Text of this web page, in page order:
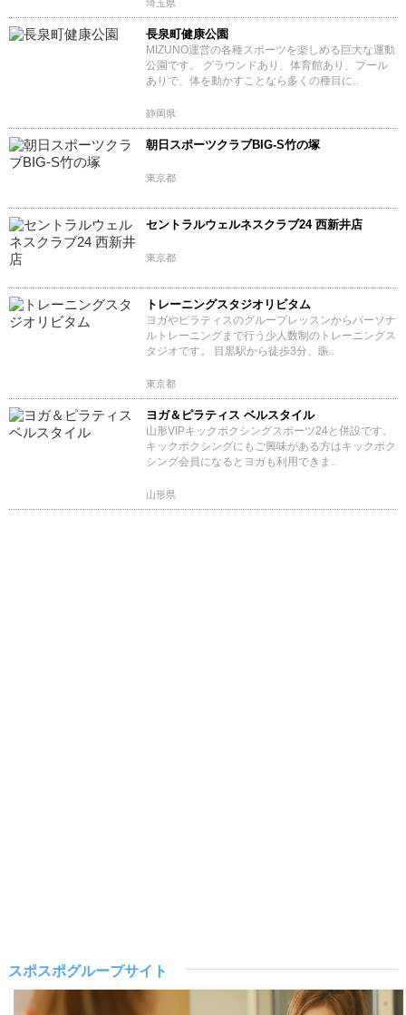
埼玉県
長泉町健康公園
MIZUNO運営の各種スポーツを楽しめる巨大な運動
公園です。 グラウンドあり、体育館あり、プール
ありで、体を動かすことなら多くの種目に..
静岡県
朝日スポーツクラブBIG-S竹の塚
東京都
セントラルウェルネスクラブ24 西新井店
東京都
トレーニングスタジオリビタム
ヨガやピラティスのグループレッスンからパーソナ
ルトレーニングまで行う少人数制のトレーニングス
タジオです。 目黒駅から徒歩3分、賑..
東京都
ヨガ＆ピラティス ベルスタイル
山形VIPキックボクシングスポーツ24と併設です。
キックボクシングにもご興味がある方はキックボク
シング会員になるとヨガも利用できま..
山形県
スポスポグループサイト